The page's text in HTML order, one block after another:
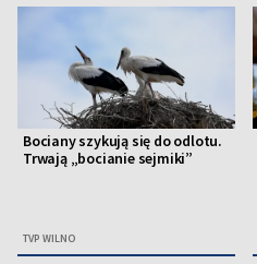
Bociany szykują się do odlotu.
Trwają „bocianie sejmiki”
TVP WILNO